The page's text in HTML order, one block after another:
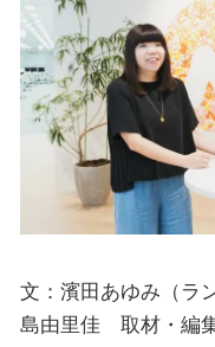
文：濱田あゆみ（ラ
島由里佳 取材・編